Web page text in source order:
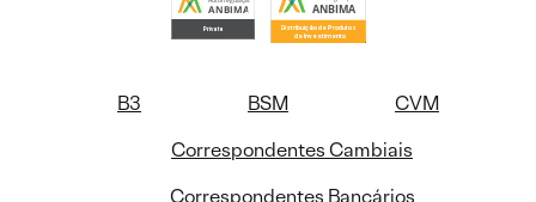
B3 BSM
CVM
Correspondentes Cambiais
Correspondentes Bancários